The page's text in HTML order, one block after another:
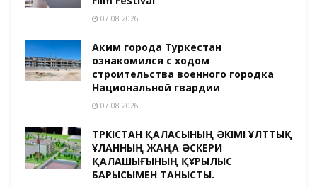
07.08.2026
Аким города Туркестан
ознакомился с ходом
строительства военного городка
Национальной гвардии
07.08.2026
ТҮРКІСТАН ҚАЛАСЫНЫҢ ӘКІМІ ҰЛТТЫҚ
ҰЛАННЫҢ ЖАҢА ӘСКЕРИ
ҚАЛАШЫҒЫНЫҢ ҚҰРЫЛЫС
БАРЫСЫМЕН ТАНЫСТЫ.